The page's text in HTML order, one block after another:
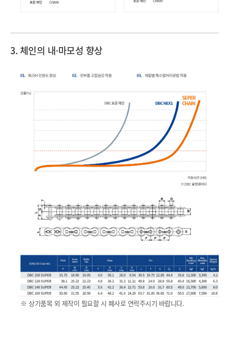
3. 체인의 내·마모성 향상
※ 상기품목 외 제작이 필요할 시 폐사로 연락주시기 바랍니다.